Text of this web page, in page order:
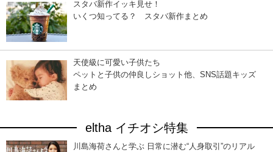
スタバ新作イッキ見せ！
いくつ知ってる？ スタバ新作まとめ
天使級に可愛い子供たち
ペットと子供の仲良しショット他、SNS話題キッズ
まとめ
eltha イチオシ特集
川島海荷さんと学ぶ 日常に潜む“人身取引”のリアル